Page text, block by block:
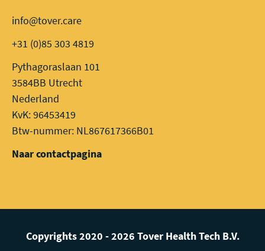
info@tover.care
+31 (0)85 303 4819
Pythagoraslaan 101
3584BB Utrecht
Nederland
KvK: 96453419
Btw-nummer: NL867617366B01
Naar contactpagina
Copyrights 2020 - 2026 Tover Health Tech B.V.